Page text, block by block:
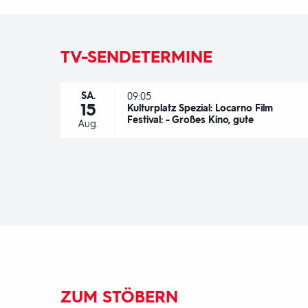
TV-SENDETERMINE
SA.
15
Aug.
09:05
Kulturplatz Spezial: Locarno Film
Festival: - Großes Kino, gute
ZUM STÖBERN